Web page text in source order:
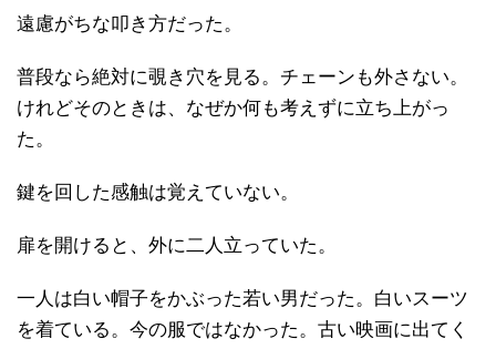
遠慮がちな叩き方だった。
普段なら絶対に覗き穴を見る。チェーンも外さない。
けれどそのときは、なぜか何も考えずに立ち上がっ
た。
鍵を回した感触は覚えていない。
扉を開けると、外に二人立っていた。
一人は白い帽子をかぶった若い男だった。白いスーツ
を着ている。今の服ではなかった。古い映画に出てく